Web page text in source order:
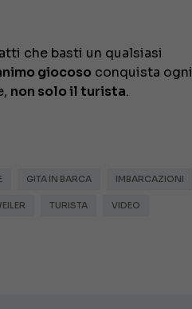
che basti un qualsiasi
giocoso conquista ogni
non solo il turista.
GITA IN BARCA IMBARCAZIONI
TURISTA VIDEO